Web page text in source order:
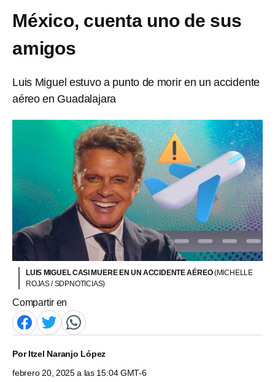
México, cuenta uno de sus
amigos
Luis Miguel estuvo a punto de morir en un accidente
aéreo en Guadalajara
LUIS MIGUEL CASI MUERE EN UN ACCIDENTE AÉREO(MICHELLE
ROJAS / SDPNOTICIAS)
Compartir en
PorItzel Naranjo López
febrero 20, 2025 a las 15:04 GMT-6